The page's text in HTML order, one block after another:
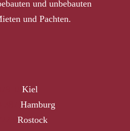
und unbebauten
und Pachten.
Kiel
Hamburg
Rostock